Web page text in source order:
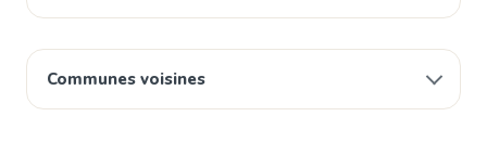
Communes voisines